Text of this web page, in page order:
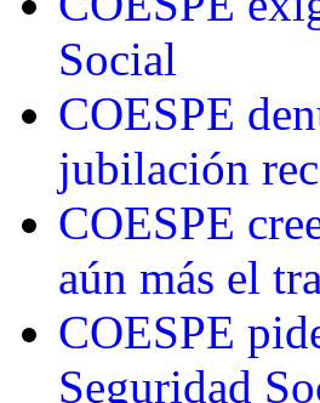
Social
COESPE
jubilación
COESPE
aún más el
COESPE
Seguridad